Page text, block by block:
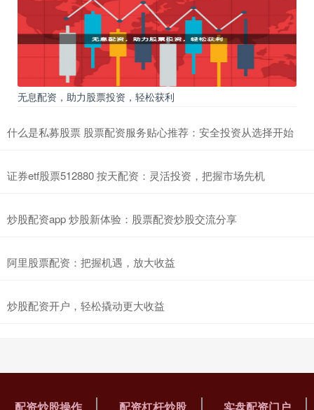
无息配资，助力股票投资，轻松获利
什么是私募股票 股票配资服务贴心推荐：安全投资从选择开始
证券etf股票512880 按天配资：灵活投资，把握市场先机
炒股配资app 炒股新体验：股票配资炒股交流分享
阿里股票配资：把握机遇，放大收益
炒股配资开户，轻松撬动更大收益